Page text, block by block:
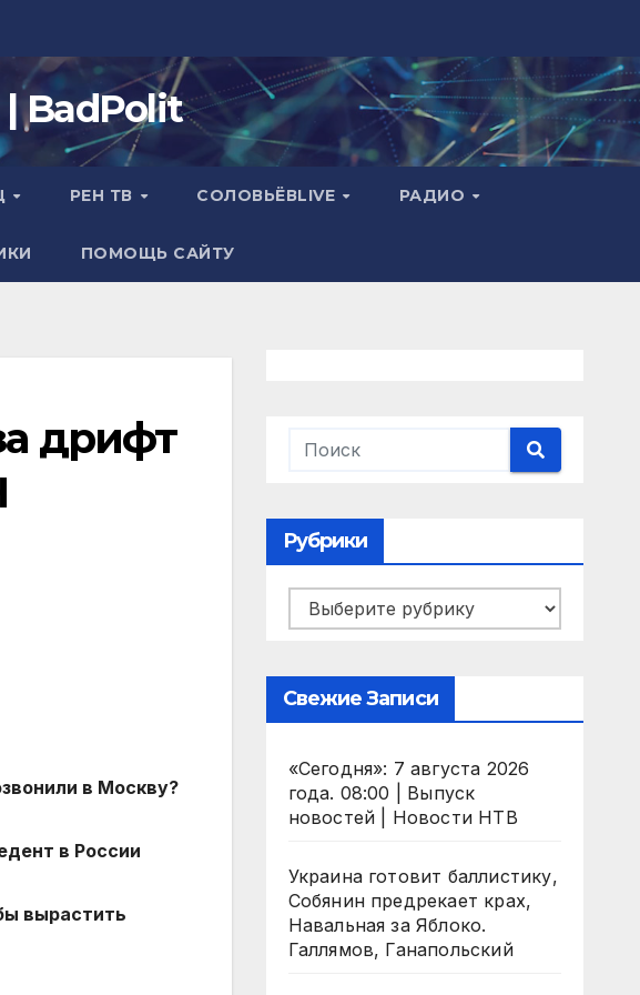
BadPolit
РЕН ТВ СОЛОВЬЁВLIVE РАДИО
ПОМОЩЬ САЙТУ
дрифт
в Москву?
в России
вырастить
Рубрики
Рубрики
Свежие Записи
«Сегодня»: 7 августа 2026
года. 08:00 | Выпуск
новостей | Новости НТВ
Украина готовит баллистику,
Собянин предрекает крах,
Навальная за Яблоко.
Галлямов, Ганапольский